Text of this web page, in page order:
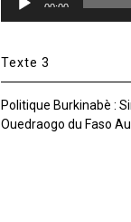
00:00
Texte 3
Politique Burkinabè :
Ouedraogo du Faso